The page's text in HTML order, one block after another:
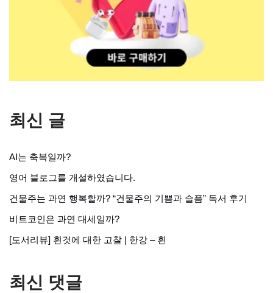
최신 글
AI는 축복일까?
영어 블로그를 개설하였습니다.
건물주는 과연 행복할까? “건물주의 기쁨과 슬픔” 독서 후기
비트코인은 과연 대세일까?
[도서리뷰] 흰것에 대한 고찰 | 한강 – 흰
최신 댓글